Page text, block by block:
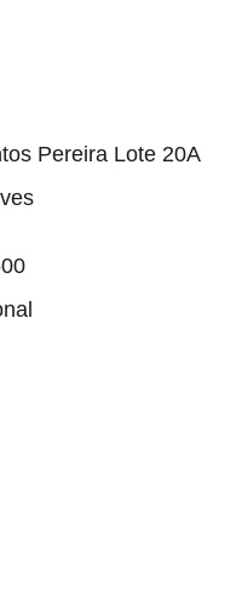
Pereira Lote 20A